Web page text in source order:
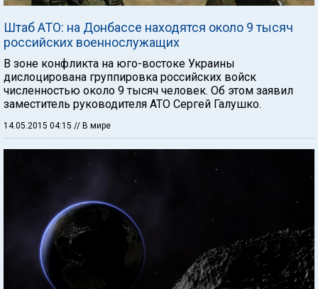
Штаб АТО: на Донбассе находятся около 9 тысяч
российских военнослужащих
В зоне конфликта на юго-востоке Украины
дислоцирована группировка российских войск
численностью около 9 тысяч человек. Об этом заявил
заместитель руководителя АТО Сергей Галушко.
14.05.2015 04:15 // В мире